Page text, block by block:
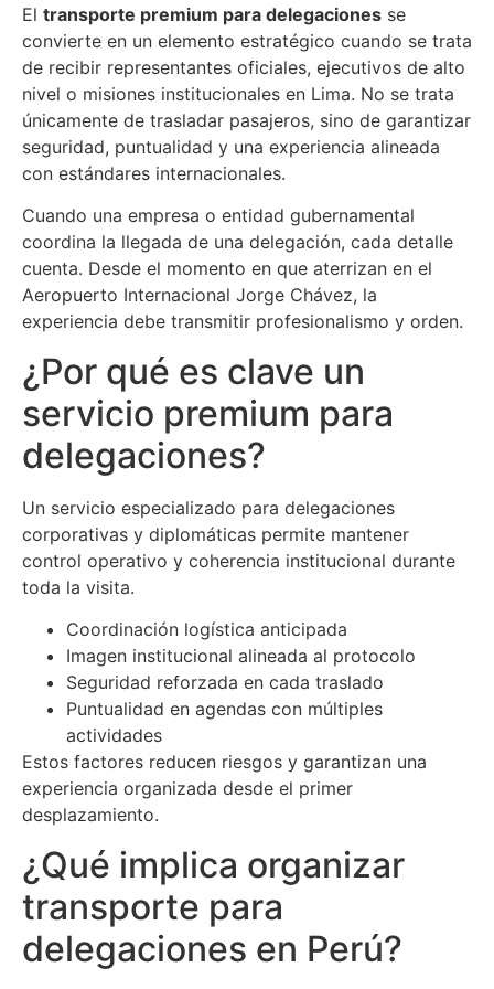
El transporte premium para delegaciones se
convierte en un elemento estratégico cuando se trata
de recibir representantes oficiales, ejecutivos de alto
nivel o misiones institucionales en Lima. No se trata
únicamente de trasladar pasajeros, sino de garantizar
seguridad, puntualidad y una experiencia alineada
con estándares internacionales.
Cuando una empresa o entidad gubernamental
coordina la llegada de una delegación, cada detalle
cuenta. Desde el momento en que aterrizan en el
Aeropuerto Internacional Jorge Chávez, la
experiencia debe transmitir profesionalismo y orden.
¿Por qué es clave un
servicio premium para
delegaciones?
Un servicio especializado para delegaciones
corporativas y diplomáticas permite mantener
control operativo y coherencia institucional durante
toda la visita.
Coordinación logística anticipada
Imagen institucional alineada al protocolo
Seguridad reforzada en cada traslado
Puntualidad en agendas con múltiples
actividades
Estos factores reducen riesgos y garantizan una
experiencia organizada desde el primer
desplazamiento.
¿Qué implica organizar
transporte para
delegaciones en Perú?